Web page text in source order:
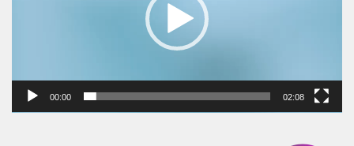
00:00 02:08